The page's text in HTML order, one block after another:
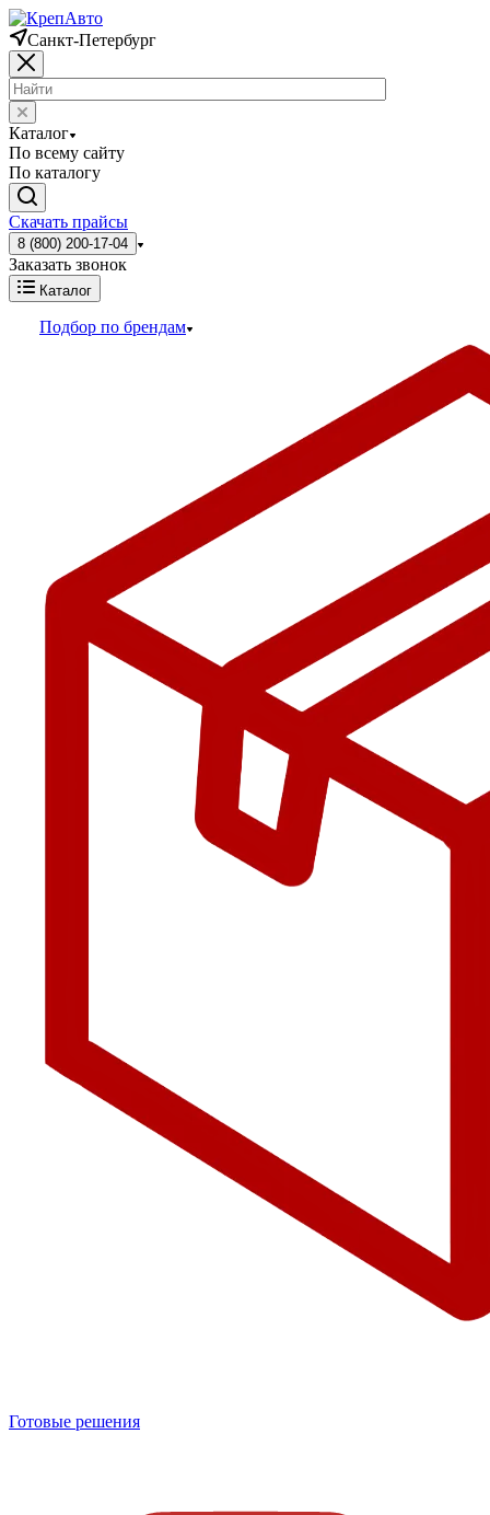
Санкт-Петербург
Каталог
По всему сайту
По каталогу
Скачать прайсы
8 (800) 200-17-04
Заказать звонок
Каталог
Подбор по брендам
Готовые решения